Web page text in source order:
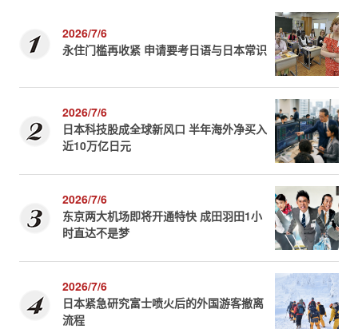
2026/7/6
永住门槛再收紧 申请要考日语与日本常识
2026/7/6
日本科技股成全球新风口 半年海外净买入
近10万亿日元
2026/7/6
东京两大机场即将开通特快 成田羽田1小
时直达不是梦
2026/7/6
日本紧急研究富士喷火后的外国游客撤离
流程